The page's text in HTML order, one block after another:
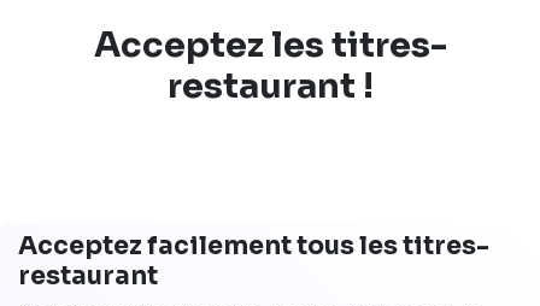
Portée par l'application CastlePay FRv6
technologie est actuellement en phase de déploiement
En cours de déploiement : le service sera très
prochainement disponible pour les clients deLa
Banque Postale